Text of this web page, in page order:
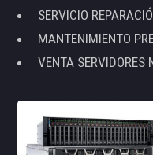
SERVICIO
MANTENIMIENTO
VENTA SERVIDORES